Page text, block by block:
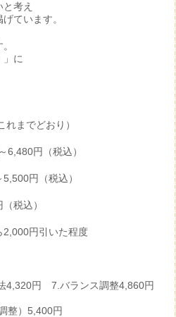
考え
ています。
」に
までどおり）
6,480円（税込）
円（税込）
税込）
2,000円引いた程度
4,320円 7.バランス調整4,860円
整）5,400円